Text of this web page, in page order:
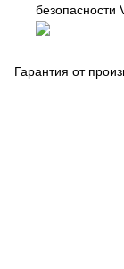
безопасности
Гарантия от